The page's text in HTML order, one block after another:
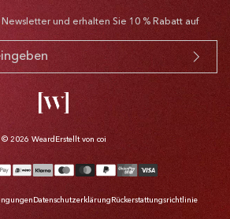
und erhalten Sie 10 % Rabatt auf
© 2026 Weard Erstellt von coi
Datenschutzerklärung Rückerstattungsrichtlinie